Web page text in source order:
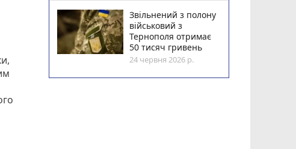
Звільнений з полону
військовий з
Тернополя отримає
50 тисяч гривень
24 червня 2026 р.